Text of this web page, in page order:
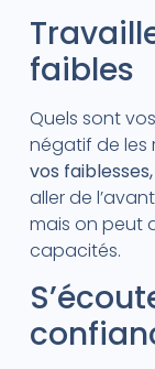
faibles
Quels sont
négatif de les
vos
aller de
mais on peut
capacités.